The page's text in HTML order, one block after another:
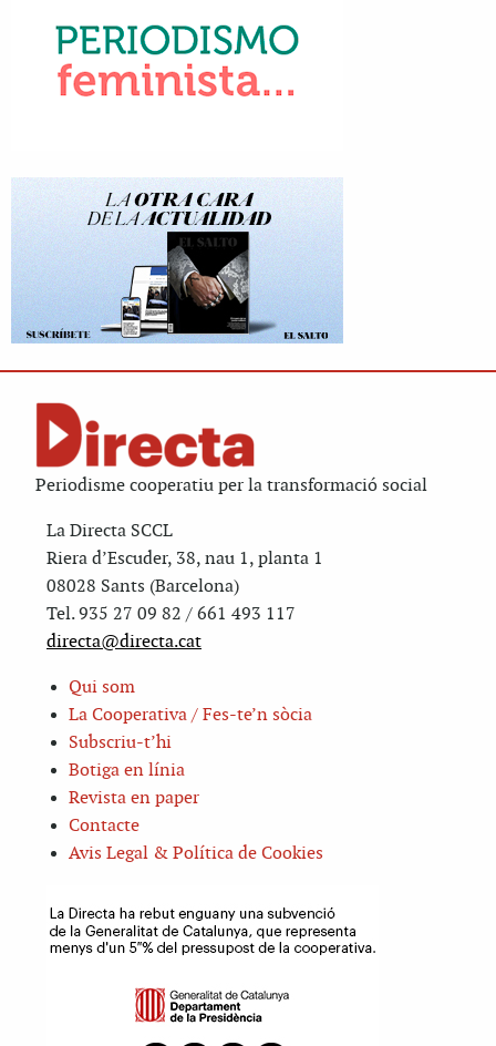
Periodisme cooperatiu per la transformació social
La Directa SCCL
Riera d’Escuder, 38, nau 1, planta 1
08028 Sants (Barcelona)
Tel. 935 27 09 82 / 661 493 117
directa@directa.cat
Qui som
La Cooperativa / Fes-te’n sòcia
Subscriu-t’hi
Botiga en línia
Revista en paper
Contacte
Avis Legal & Política de Cookies